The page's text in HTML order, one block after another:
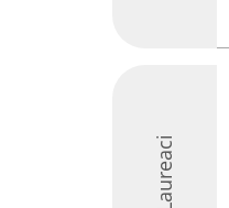
Laureaci